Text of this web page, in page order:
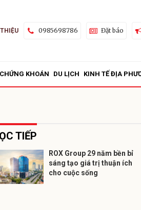
0985698786 Đặt báo
KHOÁN DU LỊCH KINH TẾ ĐỊA
TIẾP
ROX Group 29 năm bền bỉ
sáng tạo giá trị thuận ích
cho cuộc sống
Gửi